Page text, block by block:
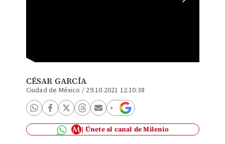
CÉSAR GARCÍA
Ciudad de México / 29.10.2021 12:10:38
Únete al canal de Milenio